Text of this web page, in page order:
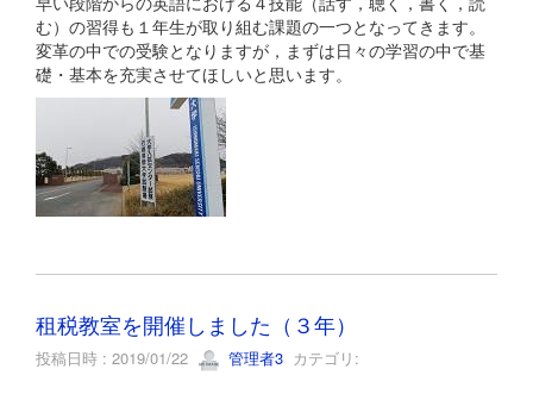
む）の習得も１年生が取り組む課題の一つとなってきます。
変革の中での受験となりますが，まずは日々の学習の中で基
礎・基本を充実させてほしいと思います。
租税教室を開催しました（３年）
投稿日時 : 2019/01/22 管理者3 カテゴリ: